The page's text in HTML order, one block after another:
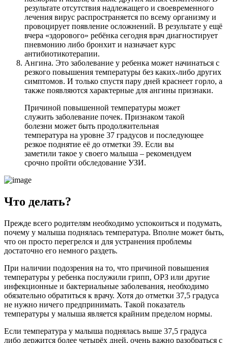
результате отсутствия надлежащего и своевременного
лечения вирус распространяется по всему организму и
провоцирует появление осложнений. В результате у ещё
вчера «здорового» ребёнка сегодня врач диагностирует
пневмонию либо бронхит и назначает курс
антибиотикотерапии.
Ангина. Это заболевание у ребенка может начинаться с
резкого повышения температуры без каких-либо других
симптомов. И только спустя пару дней краснеет горло, а
также появляются характерные для ангины признаки.
Причиной повышенной температуры может
служить заболевание почек. Признаком такой
болезни может быть продолжительная
температура на уровне 37 градусов и последующее
резкое поднятие её до отметки 39. Если вы
заметили такое у своего малыша – рекомендуем
срочно пройти обследование УЗИ.
Что делать?
Прежде всего родителям необходимо успокоиться и подумать,
почему у малыша поднялась температура. Вполне может быть,
что он просто перегрелся и для устранения проблемы
достаточно его немного раздеть.
При наличии подозрения на то, что причиной повышения
температуры у ребенка послужили грипп, ОРЗ или другие
инфекционные и бактериальные заболевания, необходимо
обязательно обратиться к врачу. Хотя до отметки 37,5 градуса
не нужно ничего предпринимать. Такой показатель
температуры у малыша является крайним пределом нормы.
Если температура у малыша поднялась выше 37,5 градуса
либо держится более четырёх дней, очень важно разобраться с